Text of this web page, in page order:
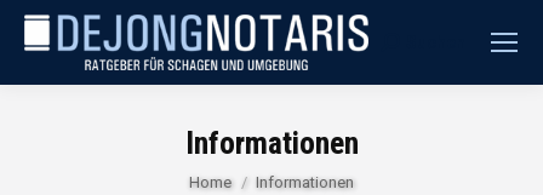
Informationen
Je bent hier:
Home Informationen